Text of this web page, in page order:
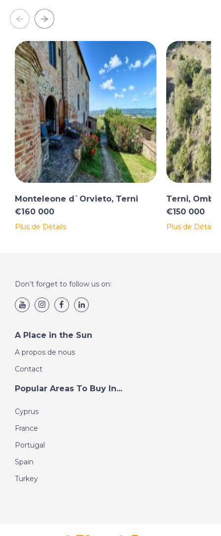
Monteleone d`Orvieto, Terni
€160 000
Plus de Détails
Terni,
€150 000
Plus de Détails
Don’t forget to follow us on:
A Place in the Sun
A propos de nous
Contact
Popular Areas To Buy In...
Cyprus
France
Portugal
Spain
Turkey